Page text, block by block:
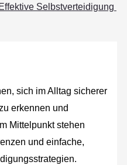
Selbstverteidigung
sich im Alltag sicherer
erkennen und
Mittelpunkt stehen
und einfache,